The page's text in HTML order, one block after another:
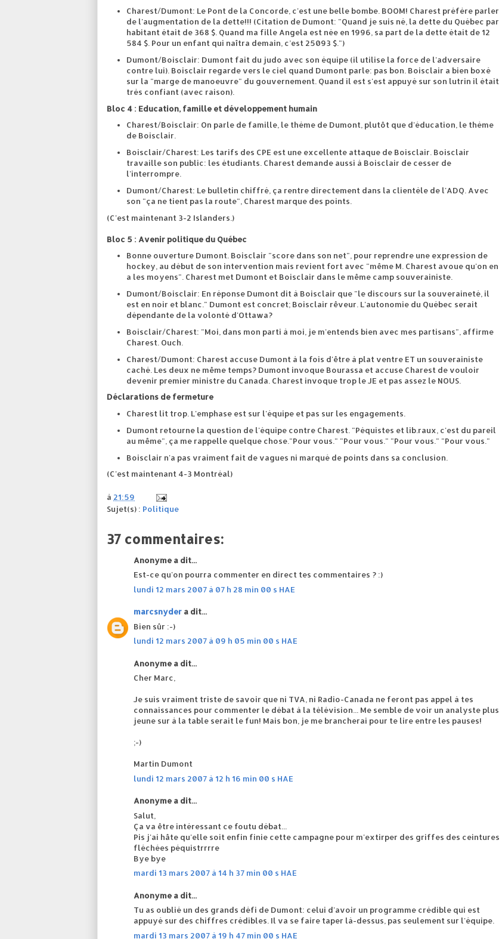
Charest/Dumont: Le Pont de la Concorde, c'est une belle bombe. BOOM! Charest préfère parler
de l'augmentation de la dette!!! (Citation de Dumont: "Quand je suis né, la dette du Québec par
habitant était de 368 $. Quand ma fille Angela est née en 1996, sa part de la dette était de 12
584 $. Pour un enfant qui naîtra demain, c’est 25093 $.")
Dumont/Boisclair: Dumont fait du judo avec son équipe (il utilise la force de l'adversaire
contre lui). Boisclair regarde vers le ciel quand Dumont parle: pas bon. Boisclair a bien boxé
sur la "marge de manoeuvre" du gouvernement. Quand il est s'est appuyé sur son lutrin il était
très confiant (avec raison).
Bloc 4 : Education, famille et développement humain
Charest/Boisclair: On parle de famille, le thème de Dumont, plutôt que d'éducation, le thème
de Boisclair.
Boisclair/Charest: Les tarifs des CPE est une excellente attaque de Boisclair. Boisclair
travaille son public: les étudiants. Charest demande aussi à Boisclair de cesser de
l'interrompre.
Dumont/Charest: Le bulletin chiffré, ça rentre directement dans la clientèle de l'ADQ. Avec
son "ça ne tient pas la route", Charest marque des points.
(C'est maintenant 3-2 Islanders.)
Bloc 5 : Avenir politique du Québec
Bonne ouverture Dumont. Boisclair "score dans son net", pour reprendre une expression de
hockey, au début de son intervention mais revient fort avec "même M. Charest avoue qu'on en
a les moyens". Charest met Dumont et Boisclair dans le même camp souverainiste.
Dumont/Boisclair: En réponse Dumont dit à Boisclair que "le discours sur la souveraineté, il
est en noir et blanc." Dumont est concret; Boisclair rêveur. L'autonomie du Québec serait
dépendante de la volonté d'Ottawa?
Boisclair/Charest: "Moi, dans mon parti à moi, je m'entends bien avec mes partisans", affirme
Charest. Ouch.
Charest/Dumont: Charest accuse Dumont à la fois d'être à plat ventre ET un souverainiste
caché. Les deux ne même temps? Dumont invoque Bourassa et accuse Charest de vouloir
devenir premier ministre du Canada. Charest invoque trop le JE et pas assez le NOUS.
Déclarations de fermeture
Charest lit trop. L'emphase est sur l'équipe et pas sur les engagements.
Dumont retourne la question de l'équipe contre Charest. "Péquistes et lib.raux, c'est du pareil
au même", ça me rappelle quelque chose."Pour vous." "Pour vous." "Pour vous." "Pour vous."
Boisclair n'a pas vraiment fait de vagues ni marqué de points dans sa conclusion.
(C'est maintenant 4-3 Montréal)
à 21:59
Sujet(s) : Politique
37 commentaires:
Anonyme a dit...
Est-ce qu'on pourra commenter en direct tes commentaires ? :)
lundi 12 mars 2007 à 07 h 28 min 00 s HAE
marcsnyder a dit...
Bien sûr :-)
lundi 12 mars 2007 à 09 h 05 min 00 s HAE
Anonyme a dit...
Cher Marc,
Je suis vraiment triste de savoir que ni TVA, ni Radio-Canada ne feront pas appel à tes
connaissances pour commenter le débat à la télévision... Me semble de voir un analyste plus
jeune sur à la table serait le fun! Mais bon, je me brancherai pour te lire entre les pauses!
;-)
Martin Dumont
lundi 12 mars 2007 à 12 h 16 min 00 s HAE
Anonyme a dit...
Salut,
Ça va être intéressant ce foutu débat...
Pis j'ai hâte qu'elle soit enfin finie cette campagne pour m'extirper des griffes des ceintures
fléchées péquistrrrre
Bye bye
mardi 13 mars 2007 à 14 h 37 min 00 s HAE
Anonyme a dit...
Tu as oublié un des grands défi de Dumont: celui d'avoir un programme crédible qui est
appuyé sur des chiffres crédibles. Il va se faire taper là-dessus, pas seulement sur l'équipe.
mardi 13 mars 2007 à 19 h 47 min 00 s HAE